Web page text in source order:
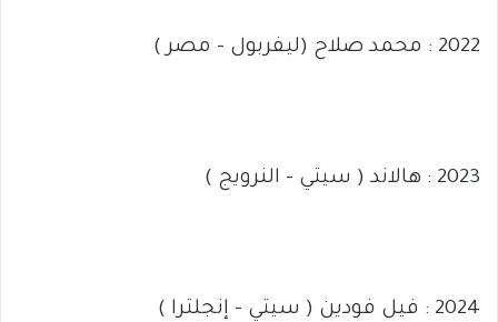
2022 : محمد صلاح (ليفربول – مصر )
2023 : هالاند ( سيتي – النرويج )
2024 : فيل فودين ( سيتي – إنجلترا )